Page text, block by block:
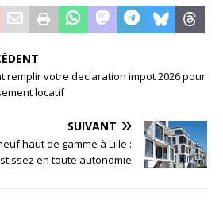
remplir votre declaration impot 2026 pour
locatif
SUIVANT
haut de gamme à Lille :
en toute autonomie